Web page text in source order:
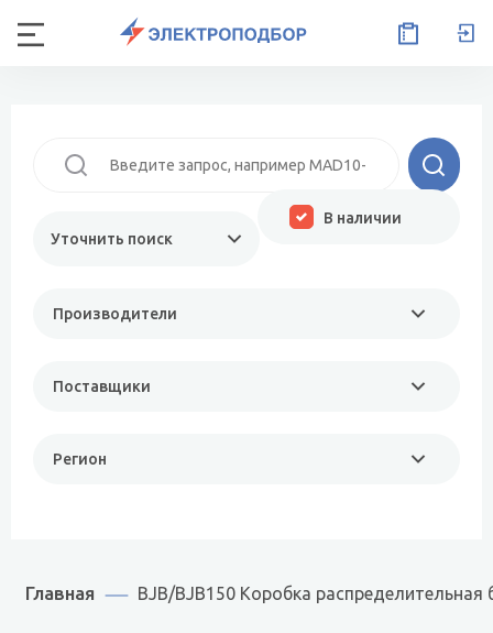
Уточнить поиск
Производители
Поставщики
Регион
В наличии
Главная BJB/BJB150 Коробка распределительная